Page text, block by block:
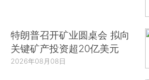
特朗普召开矿业圆桌会 拟向
关键矿产投资超20亿美元
2026年08月08日